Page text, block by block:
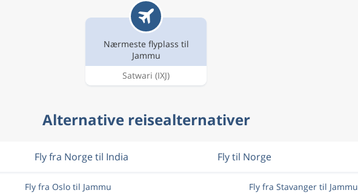
Nærmeste flyplass til
Jammu
Satwari (IXJ)
Alternative reisealternativer
Fly fra Norge til India Fly til Norge
Fly fra Oslo til Jammu Fly fra Stavanger til Jammu